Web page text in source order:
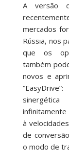
A versão
mercados
Rússia, nos
que os
também
novos e
à
de
o modo de